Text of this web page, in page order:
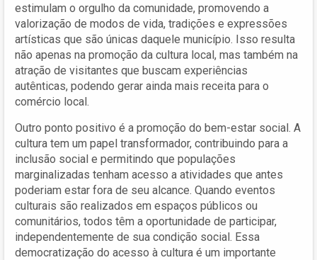
estimulam o orgulho da comunidade, promovendo a
valorização de modos de vida, tradições e expressões
artísticas que são únicas daquele município. Isso resulta
não apenas na promoção da cultura local, mas também na
atração de visitantes que buscam experiências
autênticas, podendo gerar ainda mais receita para o
comércio local.
Outro ponto positivo é a promoção do bem-estar social. A
cultura tem um papel transformador, contribuindo para a
inclusão social e permitindo que populações
marginalizadas tenham acesso a atividades que antes
poderiam estar fora de seu alcance. Quando eventos
culturais são realizados em espaços públicos ou
comunitários, todos têm a oportunidade de participar,
independentemente de sua condição social. Essa
democratização do acesso à cultura é um importante